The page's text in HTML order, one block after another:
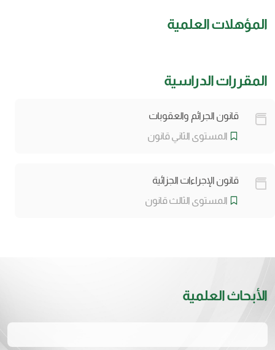
المؤهلات العلمية
المقررات الدراسية
قانون الجرائم والعقوبات
المستوى الثاني قانون
قانون الإجراءات الجزائية
المستوى الثالث قانون
الأبحاث العلمية